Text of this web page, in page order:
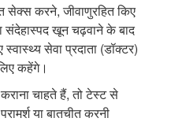
करने, जीवाणुरहित किए
संदेहास्पद खून चढ़वाने के बाद
सेवा प्रदाता (डॉक्टर)
कहेंगे।
चाहते हैं, तो टेस्ट से
या बातचीत करनी